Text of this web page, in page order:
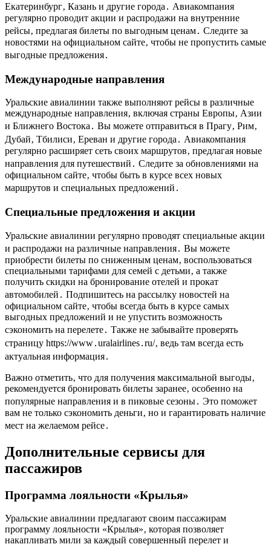
Екатеринбург‚ Казань и другие города․ Авиакомпания
регулярно проводит акции и распродажи на внутренние
рейсы‚ предлагая билеты по выгодным ценам․ Следите за
новостями на официальном сайте‚ чтобы не пропустить самые
выгодные предложения․
Международные направления
Уральские авиалинии также выполняют рейсы в различные
международные направления‚ включая страны Европы‚ Азии
и Ближнего Востока․ Вы можете отправиться в Прагу‚ Рим‚
Дубай‚ Тбилиси‚ Ереван и другие города․ Авиакомпания
регулярно расширяет сеть своих маршрутов‚ предлагая новые
направления для путешествий․ Следите за обновлениями на
официальном сайте‚ чтобы быть в курсе всех новых
маршрутов и специальных предложений․
Специальные предложения и акции
Уральские авиалинии регулярно проводят специальные акции
и распродажи на различные направления․ Вы можете
приобрести билеты по сниженным ценам‚ воспользоваться
специальными тарифами для семей с детьми‚ а также
получить скидки на бронирование отелей и прокат
автомобилей․ Подпишитесь на рассылку новостей на
официальном сайте‚ чтобы всегда быть в курсе самых
выгодных предложений и не упустить возможность
сэкономить на перелете․ Также не забывайте проверять
страницу https://www․uralairlines․ru/‚ ведь там всегда есть
актуальная информация․
Важно отметить‚ что для получения максимальной выгоды‚
рекомендуется бронировать билеты заранее‚ особенно на
популярные направления и в пиковые сезоны․ Это поможет
вам не только сэкономить деньги‚ но и гарантировать наличие
мест на желаемом рейсе․
Дополнительные сервисы для
пассажиров
Программа лояльности «Крылья»
Уральские авиалинии предлагают своим пассажирам
программу лояльности «Крылья»‚ которая позволяет
накапливать мили за каждый совершенный перелет и